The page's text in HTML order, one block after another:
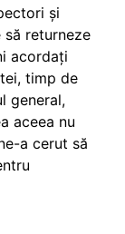
și
returneze
acordați
timp de
general,
aceea nu
a cerut să